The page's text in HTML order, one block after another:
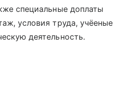
специальные доплаты
условия труда, учёеные
деятельность.